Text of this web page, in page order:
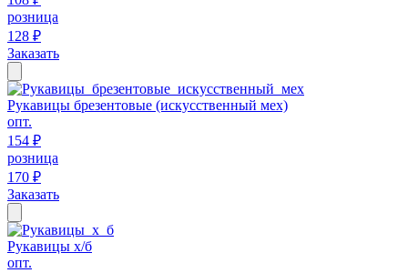
розница
128 ₽
Заказать
Рукавицы брезентовые (искусственный мех)
опт.
154 ₽
розница
170 ₽
Заказать
Рукавицы х/б
опт.